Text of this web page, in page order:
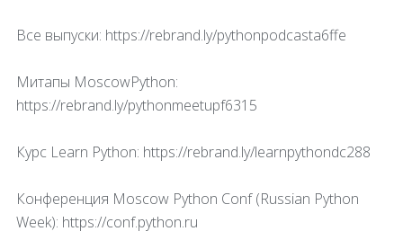
Все выпуски: https://rebrand.ly/pythonpodcasta6ffe
Митапы MoscowPython:
https://rebrand.ly/pythonmeetupf6315
Курс Learn Python: https://rebrand.ly/learnpythondc288
Конференция Moscow Python Conf (Russian Python
Week): https://conf.python.ru